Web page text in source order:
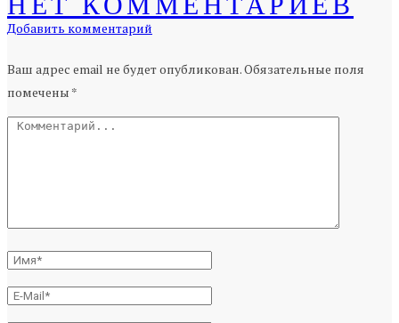
Добавить комментарий
Ваш адрес email не будет опубликован.Обязательные поля
помечены *